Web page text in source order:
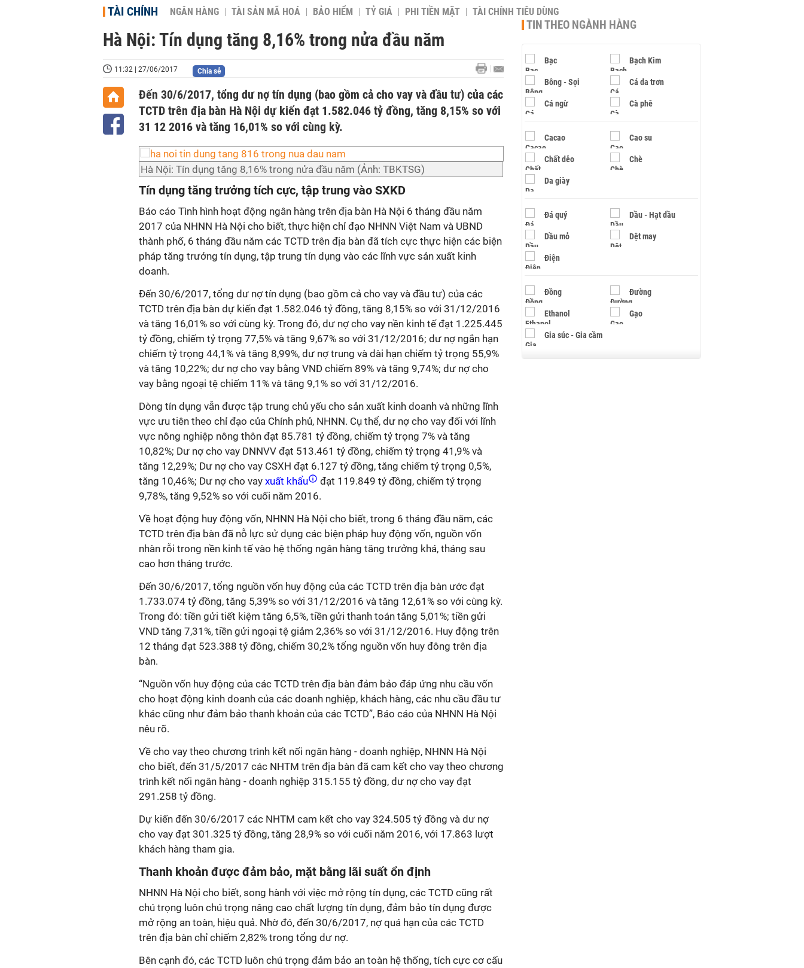
TÀI CHÍNH NGÂN HÀNG TÀI SẢN MÃ HOÁ BẢO HIỂM TỶ GIÁ PHI TIỀN MẶT TÀI CHÍNH TIÊU DÙNG
Hà Nội: Tín dụng tăng 8,16% trong nửa đầu năm
11:32 | 27/06/2017 Chia sẻ
Đến 30/6/2017, tổng dư nợ tín dụng (bao gồm cả cho vay và đầu tư) của các
TCTD trên địa bàn Hà Nội dự kiến đạt 1.582.046 tỷ đồng, tăng 8,15% so với
31 12 2016 và tăng 16,01% so với cùng kỳ.
Hà Nội: Tín dụng tăng 8,16% trong nửa đầu năm (Ảnh: TBKTSG)
Tín dụng tăng trưởng tích cực, tập trung vào SXKD
Báo cáo Tình hình hoạt động ngân hàng trên địa bàn Hà Nội 6 tháng đầu năm
2017 của NHNN Hà Nội cho biết, thực hiện chỉ đạo NHNN Việt Nam và UBND
thành phố, 6 tháng đầu năm các TCTD trên địa bàn đã tích cực thực hiện các biện
pháp tăng trưởng tín dụng, tập trung tín dụng vào các lĩnh vực sản xuất kinh
doanh.
Đến 30/6/2017, tổng dư nợ tín dụng (bao gồm cả cho vay và đầu tư) của các
TCTD trên địa bàn dự kiến đạt 1.582.046 tỷ đồng, tăng 8,15% so với 31/12/2016
và tăng 16,01% so với cùng kỳ. Trong đó, dư nợ cho vay nền kinh tế đạt 1.225.445
tỷ đồng, chiếm tỷ trọng 77,5% và tăng 9,67% so với 31/12/2016; dư nợ ngắn hạn
chiếm tỷ trọng 44,1% và tăng 8,99%, dư nợ trung và dài hạn chiếm tỷ trọng 55,9%
và tăng 10,22%; dư nợ cho vay bằng VND chiếm 89% và tăng 9,74%; dư nợ cho
vay bằng ngoại tệ chiếm 11% và tăng 9,1% so với 31/12/2016.
Dòng tín dụng vẫn được tập trung chủ yếu cho sản xuất kinh doanh và những lĩnh
vực ưu tiên theo chỉ đạo của Chính phủ, NHNN. Cụ thể, dư nợ cho vay đối với lĩnh
vực nông nghiệp nông thôn đạt 85.781 tỷ đồng, chiếm tỷ trọng 7% và tăng
10,82%; Dư nợ cho vay DNNVV đạt 513.461 tỷ đồng, chiếm tỷ trọng 41,9% và
tăng 12,29%; Dư nợ cho vay CSXH đạt 6.127 tỷ đồng, tăng chiếm tỷ trọng 0,5%,
tăng 10,46%; Dư nợ cho vay xuất khẩu
đạt 119.849 tỷ đồng, chiếm tỷ trọng
9,78%, tăng 9,52% so với cuối năm 2016.
Về hoạt động huy động vốn, NHNN Hà Nội cho biết, trong 6 tháng đầu năm, các
TCTD trên địa bàn đã nỗ lực sử dụng các biện pháp huy động vốn, nguồn vốn
nhàn rỗi trong nền kinh tế vào hệ thống ngân hàng tăng trưởng khá, tháng sau
cao hơn tháng trước.
Đến 30/6/2017, tổng nguồn vốn huy động của các TCTD trên địa bàn ước đạt
1.733.074 tỷ đồng, tăng 5,39% so với 31/12/2016 và tăng 12,61% so với cùng kỳ.
Trong đó: tiền gửi tiết kiệm tăng 6,5%, tiền gửi thanh toán tăng 5,01%; tiền gửi
VND tăng 7,31%, tiền gửi ngoại tệ giảm 2,36% so với 31/12/2016. Huy động trên
12 tháng đạt 523.388 tỷ đồng, chiếm 30,2% tổng nguồn vốn huy đông trên địa
bàn.
“Nguồn vốn huy động của các TCTD trên địa bàn đảm bảo đáp ứng nhu cầu vốn
cho hoạt động kinh doanh của các doanh nghiệp, khách hàng, các nhu cầu đầu tư
khác cũng như đảm bảo thanh khoản của các TCTD”, Báo cáo của NHNN Hà Nội
nêu rõ.
Về cho vay theo chương trình kết nối ngân hàng - doanh nghiệp, NHNN Hà Nội
cho biết, đến 31/5/2017 các NHTM trên địa bàn đã cam kết cho vay theo chương
trình kết nối ngân hàng - doanh nghiệp 315.155 tỷ đồng, dư nợ cho vay đạt
291.258 tỷ đồng.
Dự kiến đến 30/6/2017 các NHTM cam kết cho vay 324.505 tỷ đồng và dư nợ
cho vay đạt 301.325 tỷ đồng, tăng 28,9% so với cuối năm 2016, với 17.863 lượt
khách hàng tham gia.
Thanh khoản được đảm bảo, mặt bằng lãi suất ổn định
NHNN Hà Nội cho biết, song hành với việc mở rộng tín dụng, các TCTD cũng rất
chú trọng luôn chú trọng nâng cao chất lượng tín dụng, đảm bảo tín dụng được
mở rộng an toàn, hiệu quả. Nhờ đó, đến 30/6/2017, nợ quá hạn của các TCTD
trên địa bàn chỉ chiếm 2,82% trong tổng dư nợ.
Bên cạnh đó, các TCTD luôn chú trọng đảm bảo an toàn hệ thống, tích cực cơ cấu
TIN THEO NGÀNH HÀNG
Bạc Bạch Kim
Bông - Sợi Cá da trơn
Cá ngừ Cà phê
Cacao Cao su
Chất dẻo Chè
Da giày
Đá quý Dầu - Hạt dầu
Dầu mỏ Dệt may
Điện
Đồng Đường
Ethanol Gạo
Gia súc - Gia cầm